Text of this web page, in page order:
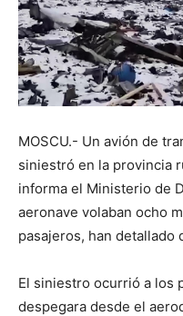
MOSCU.- Un avión de
siniestró en la provincia
informa el Ministerio de
aeronave volaban ocho
pasajeros, han detallado
El siniestro ocurrió a los
despegara desde el